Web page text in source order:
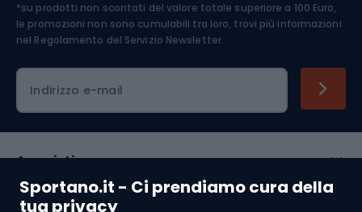
Sportano.it - Ci prendiamo cura della
tua privacy
Abbigliamento ciclistico
*su prodotti non scontati del valore totale superiore a 100 Euro,
le promozioni non sono cumulabili tra loro, trovi più informazioni
nel Regolamento del Servizio Newsletter.
Indirizzo e-mail
Acquisti
Servizio clienti